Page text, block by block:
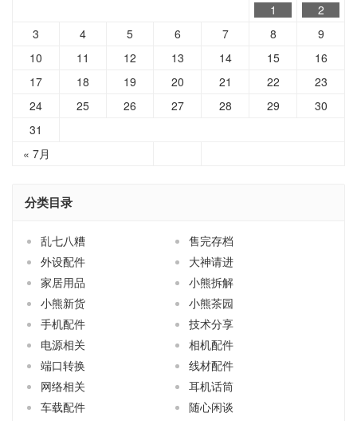
« 7月
1
2
3
4 5 6 7 8
9
10
11 12 13 14 15
16
17
18 19 20 21 22
23
24
25 26 27 28 29
30
31
分类目录
乱七八糟
售完存档
外设配件
大神请进
家居用品
小熊拆解
小熊新货
小熊茶园
手机配件
技术分享
电源相关
相机配件
端口转换
线材配件
网络相关
耳机话筒
车载配件
随心闲谈